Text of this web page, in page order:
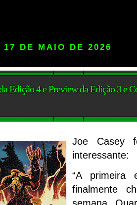
17 DE MAIO DE 2026
Edição 4 e Preview da Edição 3 e
Joe Casey
interessante:
“A primeira
finalmente